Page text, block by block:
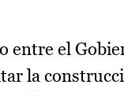
entre el
la